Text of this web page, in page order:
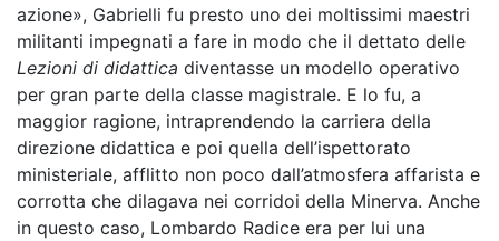
azione», Gabrielli fu presto uno dei moltissimi maestri
militanti impegnati a fare in modo che il dettato delle
Lezioni di didattica diventasse un modello operativo
per gran parte della classe magistrale. E lo fu, a
maggior ragione, intraprendendo la carriera della
direzione didattica e poi quella dell’ispettorato
ministeriale, afflitto non poco dall’atmosfera affarista e
corrotta che dilagava nei corridoi della Minerva. Anche
in questo caso, Lombardo Radice era per lui una